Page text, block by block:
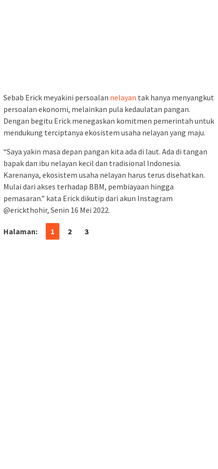
Sebab Erick meyakini persoalan nelayan tak hanya menyangkut
persoalan ekonomi, melainkan pula kedaulatan pangan.
Dengan begitu Erick menegaskan komitmen pemerintah untuk
mendukung terciptanya ekosistem usaha nelayan yang maju.
“Saya yakin masa depan pangan kita ada di laut. Ada di tangan
bapak dan ibu nelayan kecil dan tradisional Indonesia.
Karenanya, ekosistem usaha nelayan harus terus disehatkan.
Mulai dari akses terhadap BBM, pembiayaan hingga
pemasaran.” kata Erick dikutip dari akun Instagram
@erickthohir, Senin 16 Mei 2022.
Halaman: 1 2 3